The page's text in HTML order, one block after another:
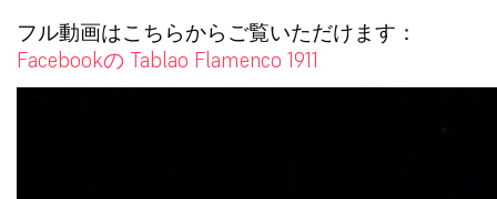
フル動画はこちらからご覧いただけます：
Facebookの Tablao Flamenco 1911